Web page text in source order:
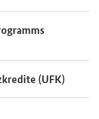
(UFK)